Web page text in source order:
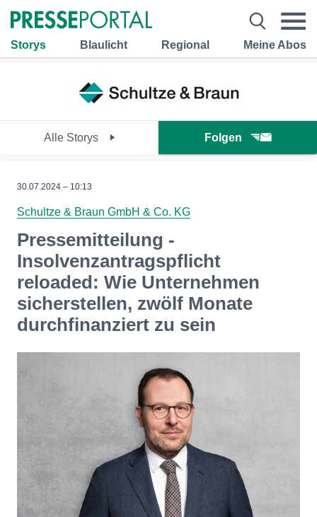
Storys Blaulicht Regional Meine Abos
Alle Storys Folgen
30.07.2024 – 10:13
Schultze & Braun GmbH & Co. KG
Pressemitteilung -
Insolvenzantragspflicht
reloaded: Wie Unternehmen
sicherstellen, zwölf Monate
durchfinanziert zu sein